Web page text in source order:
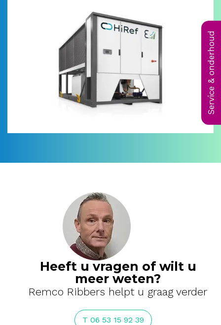
Service & onderhoud
Heeft u vragen of wilt u
meer weten?
Remco Ribbers helpt u graag verder
T 06 53 15 92 39